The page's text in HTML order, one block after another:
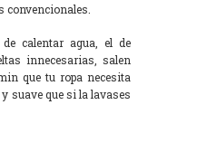
convencionales.
calentar agua, el de
innecesarias, salen
que tu ropa necesita
suave que si la lavases